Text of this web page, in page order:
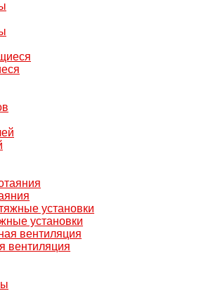
установки
вентиляция